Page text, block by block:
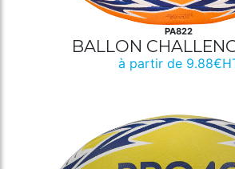
PA822
BALLON
à partir de